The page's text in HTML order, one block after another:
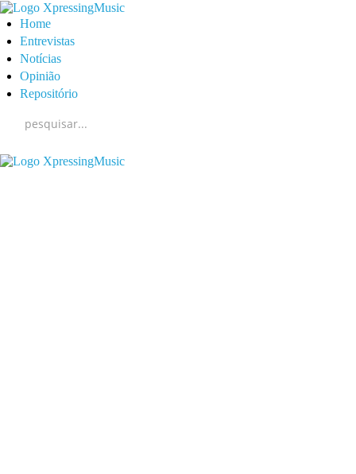
Home
Entrevistas
Notícias
Opinião
Repositório